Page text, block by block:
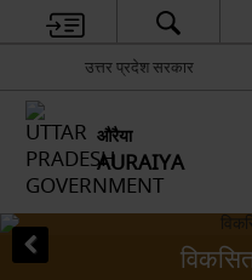
उत्तर प्रदेश सरकार
औरैया
AURAIYA